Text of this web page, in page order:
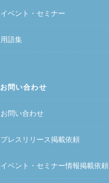
イベント・セミナー
用語集
お問い合わせ
お問い合わせ
プレスリリース掲載依頼
イベント・セミナー情報掲載依頼